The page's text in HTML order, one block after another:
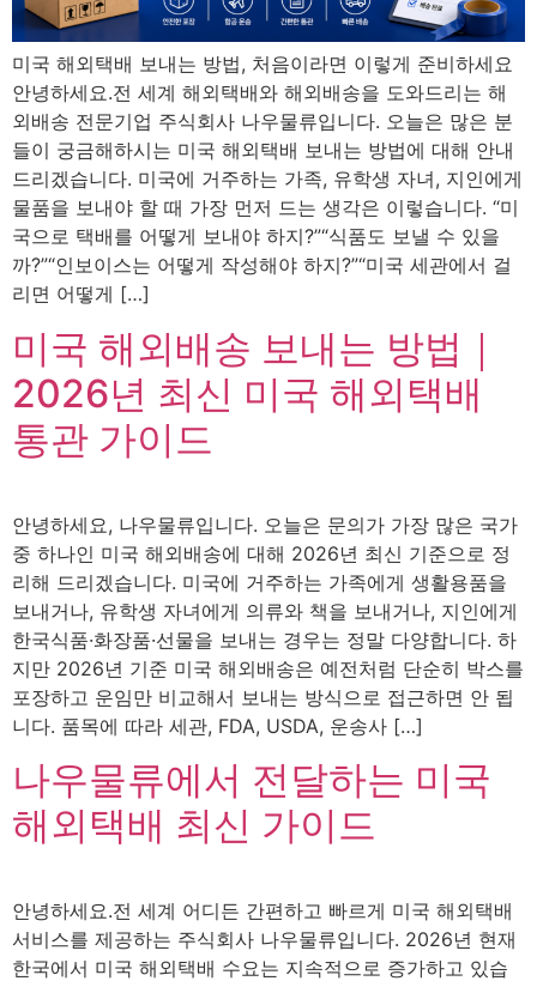
미국 해외택배 보내는 방법, 처음이라면 이렇게 준비하세요
안녕하세요.전 세계 해외택배와 해외배송을 도와드리는 해
외배송 전문기업 주식회사 나우물류입니다. 오늘은 많은 분
들이 궁금해하시는 미국 해외택배 보내는 방법에 대해 안내
드리겠습니다. 미국에 거주하는 가족, 유학생 자녀, 지인에게
물품을 보내야 할 때 가장 먼저 드는 생각은 이렇습니다. “미
국으로 택배를 어떻게 보내야 하지?”“식품도 보낼 수 있을
까?”“인보이스는 어떻게 작성해야 하지?”“미국 세관에서 걸
리면 어떻게 […]
미국 해외배송 보내는 방법｜
2026년 최신 미국 해외택배
통관 가이드
안녕하세요, 나우물류입니다. 오늘은 문의가 가장 많은 국가
중 하나인 미국 해외배송에 대해 2026년 최신 기준으로 정
리해 드리겠습니다. 미국에 거주하는 가족에게 생활용품을
보내거나, 유학생 자녀에게 의류와 책을 보내거나, 지인에게
한국식품·화장품·선물을 보내는 경우는 정말 다양합니다. 하
지만 2026년 기준 미국 해외배송은 예전처럼 단순히 박스를
포장하고 운임만 비교해서 보내는 방식으로 접근하면 안 됩
니다. 품목에 따라 세관, FDA, USDA, 운송사 […]
나우물류에서 전달하는 미국
해외택배 최신 가이드
안녕하세요.전 세계 어디든 간편하고 빠르게 미국 해외택배
서비스를 제공하는 주식회사 나우물류입니다. 2026년 현재
한국에서 미국 해외택배 수요는 지속적으로 증가하고 있습